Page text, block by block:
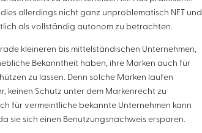
allerdings nicht ganz unproblematisch NFT und
als vollständig autonom zu betrachten.
kleineren bis mittelständischen Unternehmen,
Bekanntheit haben, ihre Marken auch für
zu lassen. Denn solche Marken laufen
keinen Schutz unter dem Markenrecht zu
für vermeintliche bekannte Unternehmen kann
sie sich einen Benutzungsnachweis ersparen.